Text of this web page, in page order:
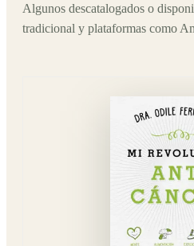
Algunos descatalogados o
tradicional y plataformas como